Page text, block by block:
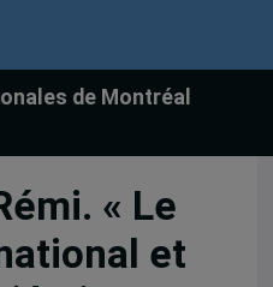
de Montréal
« Le
et